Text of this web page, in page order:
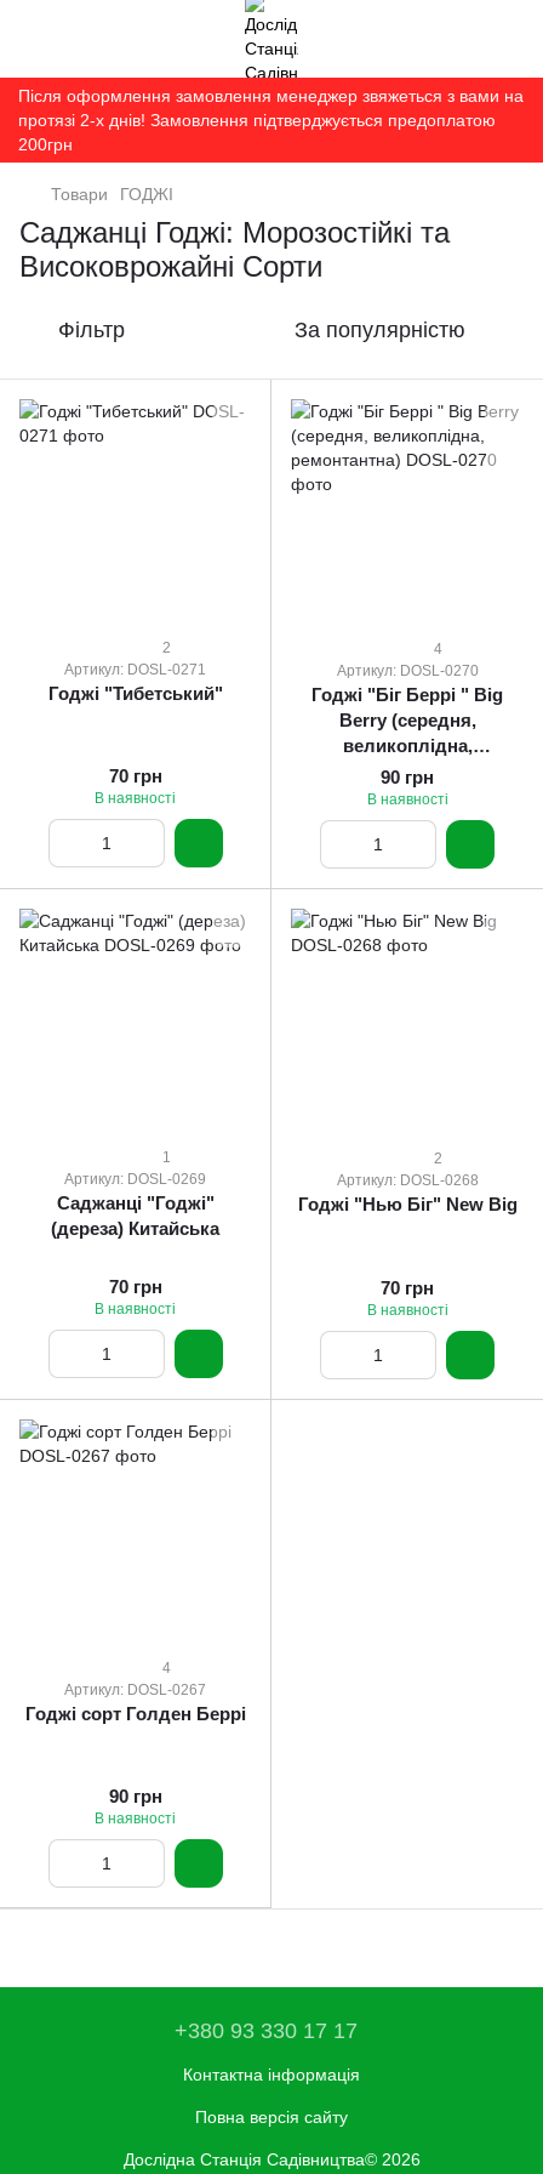
Після оформлення замовлення менеджер звяжеться з вами на
протязі 2-х днів! Замовлення підтверджується предоплатою
200грн
Товари ГОДЖІ
Саджанці Годжі: Морозостійкі та
Високоврожайні Сорти
Фільтр За популярністю
2
Артикул: DOSL-0271
Годжі "Тибетський"
70 грн
В наявності
4
Артикул: DOSL-0270
Годжі "Біг Беррі " Big
Berry (середня,
великоплідна,
ремонтантна)
90 грн
В наявності
1
Артикул: DOSL-0269
Саджанці "Годжі"
(дереза) Китайська
70 грн
В наявності
2
Артикул: DOSL-0268
Годжі "Нью Біг" New Big
70 грн
В наявності
4
Артикул: DOSL-0267
Годжі сорт Голден Беррі
90 грн
В наявності
+380 93 330 17 17
Контактна інформація
Повна версія сайту
Дослідна Станція Садівництва© 2026